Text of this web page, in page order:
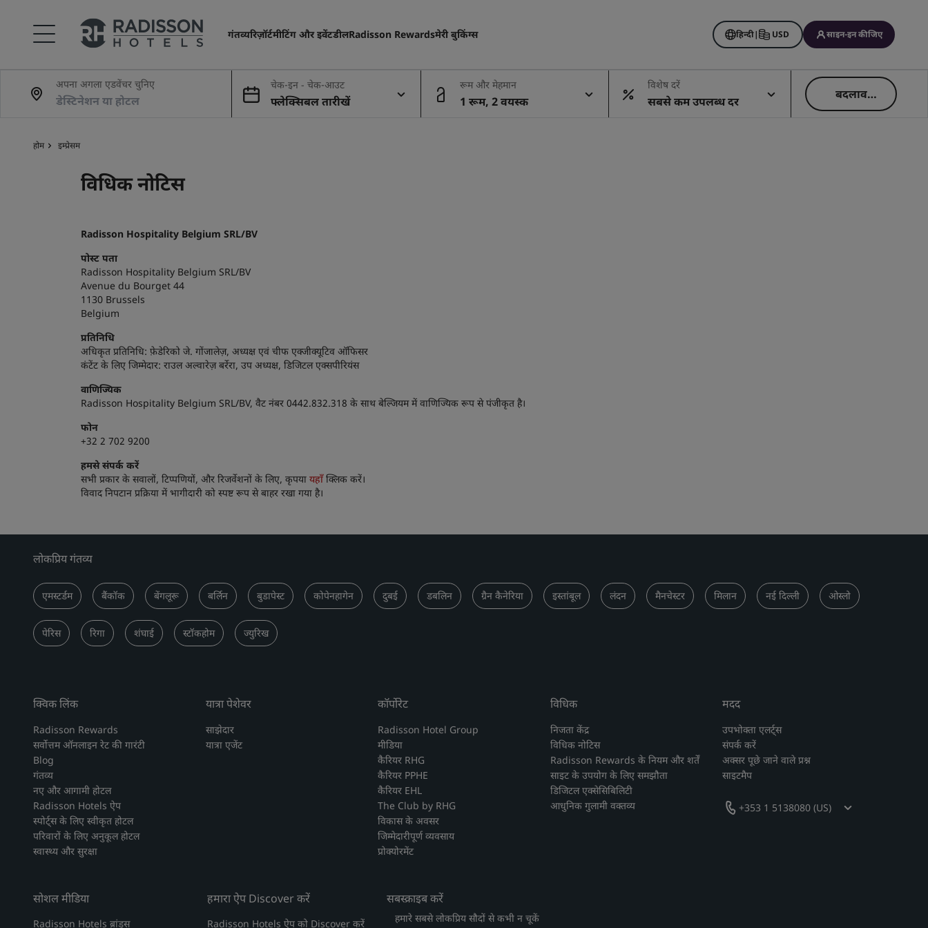
गंतव्यरिज़ॉर्टमीटिंग और इवेंटडीलRadisson Rewardsमेरी बुकिंग्स हिन्दी| USD साइन-इन कीजिए
अपना अगला एडवेंचर चुनिए चेक-इन - चेक-आउट
फ्लेक्सिबल तारीखें
रूम और मेहमान
1 रूम, 2 वयस्क
विशेष दरें
सबसे कम उपलब्ध दर
बदलाव
कीजिए
होम इम्प्रेसम
विधिक नोटिस
Radisson Hospitality Belgium SRL/BV
पोस्ट पता
Radisson Hospitality Belgium SRL/BV
Avenue du Bourget 44
1130 Brussels
Belgium
प्रतिनिधि
अधिकृत प्रतिनिधि: फ़ेडेरिको जे. गोंजालेज़, अध्यक्ष एवं चीफ एक्जीक्यूटिव ऑफिसर
कंटेंट के लिए जिम्मेदार: राउल अल्वारेज़ बर्रेरा, उप अध्यक्ष, डिजिटल एक्सपीरियंस
वाणिज्यिक
Radisson Hospitality Belgium SRL/BV, वैट नंबर 0442.832.318 के साथ बेल्जियम में वाणिज्यिक रूप से पंजीकृत है।
फोन
+32 2 702 9200
हमसे संपर्क करें
सभी प्रकार के सवालों, टिप्पणियों, और रिजर्वेशनों के लिए, कृपया यहाँक्लिक करें।
विवाद निपटान प्रक्रिया में भागीदारी को स्पष्ट रूप से बाहर रखा गया है।
लोकप्रिय गंतव्य
एमस्टर्डम बैंकॉक बेंगलूरू बर्लिन बुडापेस्ट कोपेनहागेन दुबई डबलिन ग्रैन कैनेरिया इस्तांबूल लंदन मैनचेस्टर मिलान नई दिल्ली ओस्लो
पेरिस रिगा शंघाई स्टॉकहोम ज्युरिख
क्विक लिंक
Radisson Rewards
सर्वोत्तम ऑनलाइन रेट की गारंटी
Blog
गंतव्य
नए और आगामी होटल
Radisson Hotels ऐप
स्पोर्ट्स के लिए स्वीकृत होटल
परिवारों के लिए अनुकूल होटल
स्वास्थ्य और सुरक्षा
यात्रा पेशेवर
साझेदार
यात्रा एजेंट
कॉर्पोरेट
Radisson Hotel Group
मीडिया
कैरियर RHG
कैरियर PPHE
कैरियर EHL
The Club by RHG
विकास के अवसर
जिम्मेदारीपूर्ण व्यवसाय
प्रोक्योरमेंट
विधिक
निजता केंद्र
विधिक नोटिस
Radisson Rewards के नियम और शर्तें
साइट के उपयोग के लिए समझौता
डिजिटल एक्सेसिबिलिटी
आधुनिक गुलामी वक्तव्य
मदद
उपभोक्ता एलर्ट्स
संपर्क करें
अक्सर पूछे जाने वाले प्रश्न
साइटमैप
+353 1 5138080 (US)
सोशल मीडिया
Radisson Hotels ब्रांड्स
हमारा ऐप Discover करें
Radisson Hotels ऐप को Discover करें
सबस्क्राइब करें
हमारे सबसे लोकप्रिय सौदों से कभी न चूकें